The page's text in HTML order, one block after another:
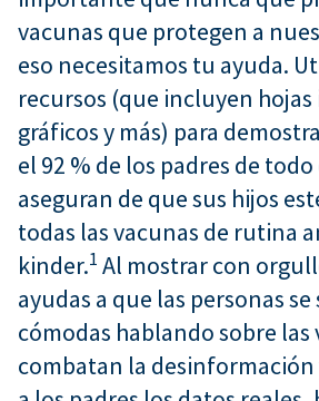
vacunas que protegen a
eso necesitamos tu ayuda.
recursos (que incluyen
gráficos y más) para
el 92 % de los padres de todo
aseguran de que sus hijos
todas las vacunas de rutina
kinder.1 Al mostrar con
ayudas a que las personas
cómodas hablando sobre las
combatan la